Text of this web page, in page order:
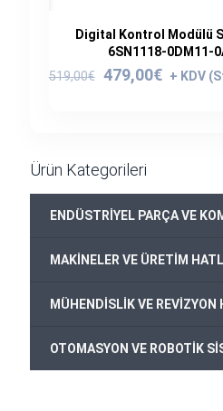
Digital Kontrol Modülü
6SN1118-0DM11-
519,00€ Orijinal
479,00€
Ürün Kategorileri
ENDÜSTRİYEL PARÇA VE
MAKİNELER VE ÜRETİM
MÜHENDİSLİK VE REVİZYON
OTOMASYON VE ROBOTİK